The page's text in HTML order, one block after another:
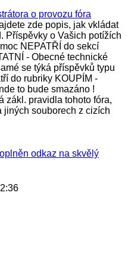
o provozu fóra
zde popis, jak vkládat
Příspěvky o Vašich potížích
NEPATŘÍ do sekcí
- Obecné technické
se týká příspěvků typu
do rubriky KOUPÍM -
to bude smazáno !
zákl. pravidla tohoto fóra,
jiných souborech z cizích
odkaz na skvělý